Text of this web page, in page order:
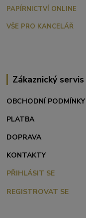
PAPÍRNICTVÍ ONLINE
VŠE PRO KANCELÁŘ
Zákaznický servis
OBCHODNÍ PODMÍNKY
PLATBA
DOPRAVA
KONTAKTY
PŘIHLÁSIT SE
REGISTROVAT SE